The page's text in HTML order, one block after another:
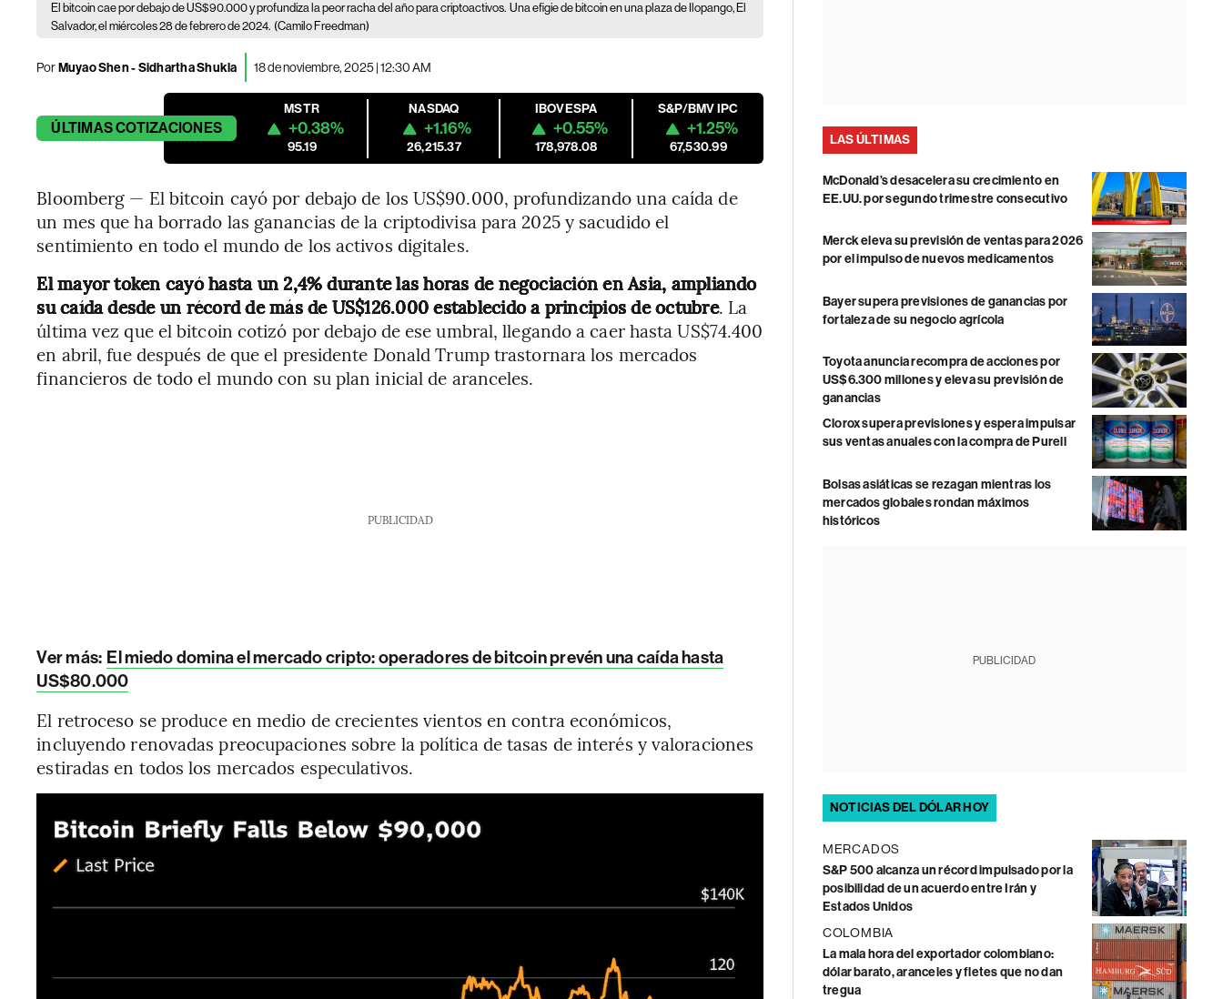
El bitcoin cae por debajo de US$90.000 y profundiza la peor racha del año para criptoactivos. Una efigie de bitcoin en una plaza de Ilopango, El
Salvador, el miércoles 28 de febrero de 2024. (Camilo Freedman)
PorMuyao Shen - Sidhartha Shukla 18 de noviembre, 2025 | 12:30 AM
ÚLTIMASCOTIZACIONES
MSTR
+0.38%
95.19
NASDAQ
+1.16%
26,215.37
IBOVESPA
+0.55%
178,978.08
S&P/BMV IPC
+1.25%
67,530.99
Bloomberg — El bitcoin cayó por debajo de los US$90.000, profundizando una caída de
un mes que ha borrado las ganancias de la criptodivisa para 2025 y sacudido el
sentimiento en todo el mundo de los activos digitales.
El mayor token cayó hasta un 2,4% durante las horas de negociación en Asia, ampliando
su caída desde un récord de más de US$126.000 establecido a principios de octubre. La
última vez que el bitcoin cotizó por debajo de ese umbral, llegando a caer hasta US$74.400
en abril, fue después de que el presidente Donald Trump trastornara los mercados
financieros de todo el mundo con su plan inicial de aranceles.
PUBLICIDAD
Ver más: El miedo domina el mercado cripto: operadores de bitcoin prevén una caída hasta
US$80.000
El retroceso se produce en medio de crecientes vientos en contra económicos,
incluyendo renovadas preocupaciones sobre la política de tasas de interés y valoraciones
estiradas en todos los mercados especulativos.
LAS ÚLTIMAS
McDonald’s desacelera su crecimiento en
EE.UU. por segundo trimestre consecutivo
Merck eleva su previsión de ventas para 2026
por el impulso de nuevos medicamentos
Bayer supera previsiones de ganancias por
fortaleza de su negocio agrícola
Toyota anuncia recompra de acciones por
US$6.300 millones y eleva su previsión de
ganancias
Clorox supera previsiones y espera impulsar
sus ventas anuales con la compra de Purell
Bolsas asiáticas se rezagan mientras los
mercados globales rondan máximos
históricos
PUBLICIDAD
NOTICIAS DEL DÓLAR HOY
MERCADOS
S&P 500 alcanza un récord impulsado por la
posibilidad de un acuerdo entre Irán y
Estados Unidos
COLOMBIA
La mala hora del exportador colombiano:
dólar barato, aranceles y fletes que no dan
tregua